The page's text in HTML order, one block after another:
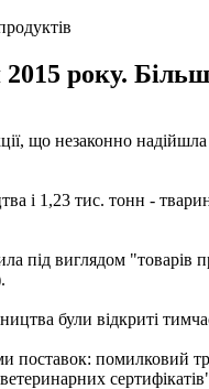
року.
що незаконно
і 1,23 тис. тонн -
під виглядом
були відкриті
поставок: помилковий